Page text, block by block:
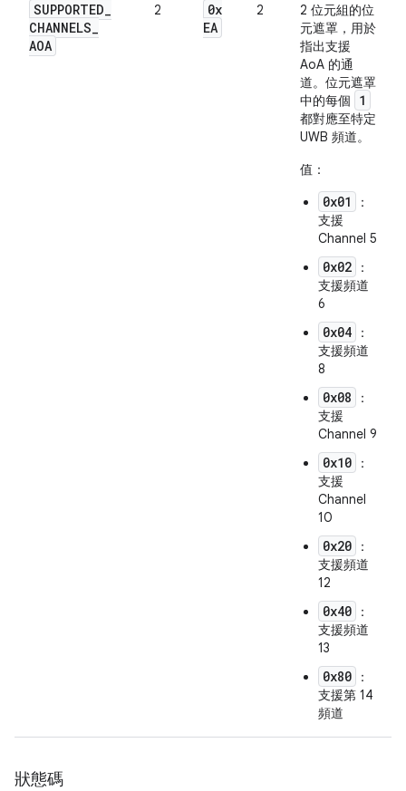
SUPPORTED_
CHANNELS_
AOA
2
0x
EA
2
2 位元組的位
元遮罩，用於
指出支援
AoA 的通
道。位元遮罩
中的每個
1
都對應至特定
UWB 頻道。
值：
0x01
：
支援
Channel 5
0x02
：
支援頻道
6
0x04
：
支援頻道
8
0x08
：
支援
Channel 9
0x10
：
支援
Channel
10
0x20
：
支援頻道
12
0x40
：
支援頻道
13
0x80
：
支援第 14
頻道
狀態碼